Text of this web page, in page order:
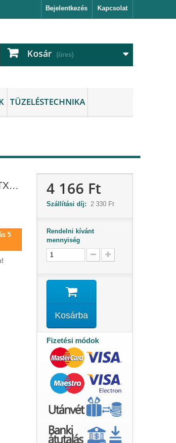
Kapcsolat
Bejelentkezés
Kosár (üres)
TÜZELÉSTECHNIKA
5
4 166 Ft
Szállítási díj: 2 330 Ft
Rendelni kívánt
mennyiség
Kosárba
Fizetési módok